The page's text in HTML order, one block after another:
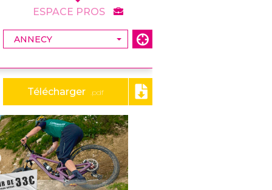
Télécharger .pdf
ESPACE PROS